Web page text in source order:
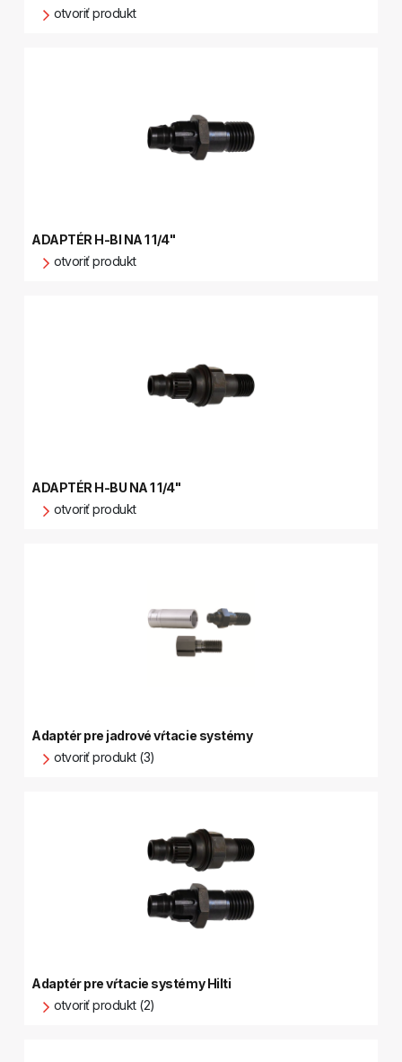
otvoriť produkt
ADAPTÉR H-BI NA 1 1/4"
otvoriť produkt
ADAPTÉR H-BU NA 1 1/4"
otvoriť produkt
Adaptér pre jadrové vŕtacie systémy
otvoriť produkt (3)
Adaptér pre vŕtacie systémy Hilti
otvoriť produkt (2)